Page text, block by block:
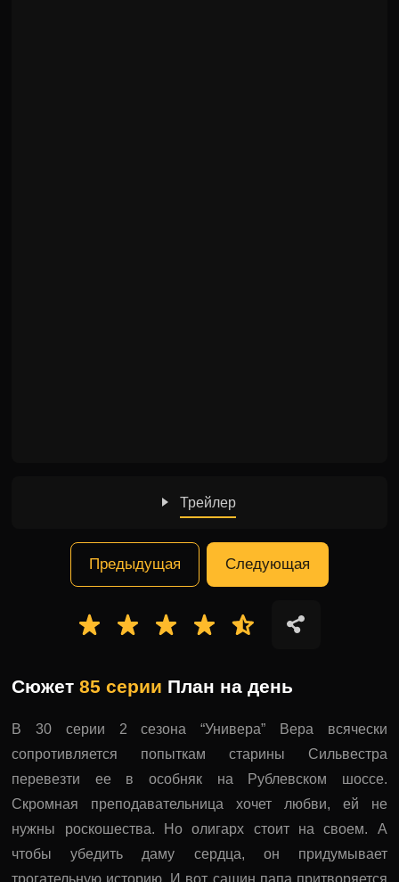
Трейлер
Предыдущая Следующая
Сюжет85 серии План на день
В 30 серии 2 сезона “Универа” Вера всячески
сопротивляется попыткам старины Сильвестра
перевезти ее в особняк на Рублевском шоссе.
Скромная преподавательница хочет любви, ей не
нужны роскошества. Но олигарх стоит на своем. А
чтобы убедить даму сердца, он придумывает
трогательную историю. И вот сашин папа притворяется